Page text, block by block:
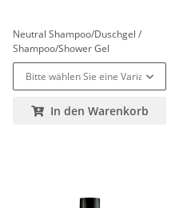
Neutral Shampoo/Duschgel /
Shampoo/Shower Gel
Bitte wählen Sie eine Variation.
In den Warenkorb